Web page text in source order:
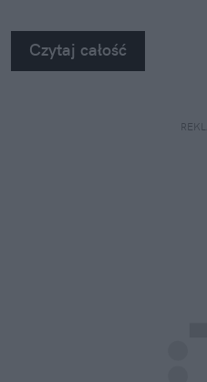
wybór niż myślisz.
Czytaj całość